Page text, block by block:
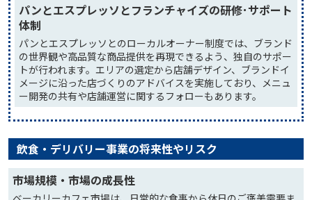
パンとエスプレッソとフランチャイズの研修･サポート
体制
パンとエスプレッソとのローカルオーナー制度では、ブランド
の世界観や高品質な商品提供を再現できるよう、独自のサポー
トが行われます。エリアの選定から店舗デザイン、ブランドイ
メージに沿った店づくりのアドバイスを実施しており、メニュ
ー開発の共有や店舗運営に関するフォローもあります。
飲食・デリバリー事業の将来性やリスク
市場規模・市場の成長性